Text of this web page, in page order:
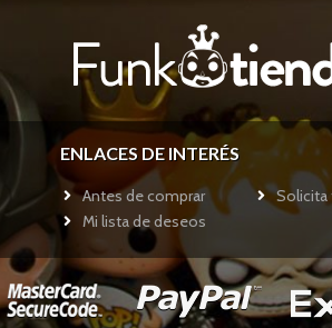
ENLACES DE INTERÉS
Antes de comprar
Solicita
Mi lista de deseos